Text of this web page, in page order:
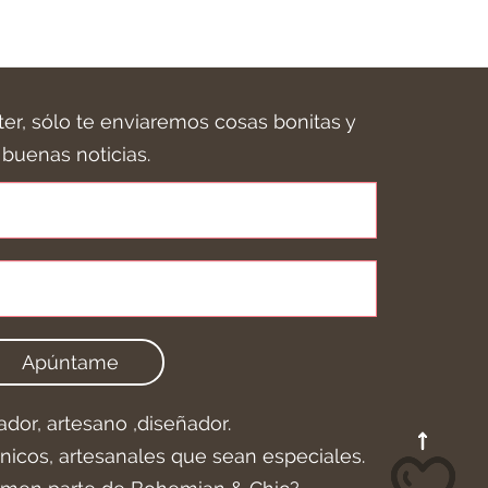
sólo te enviaremos cosas bonitas y
buenas noticias.
Apúntame
artesano ,diseñador.
artesanales que sean especiales.